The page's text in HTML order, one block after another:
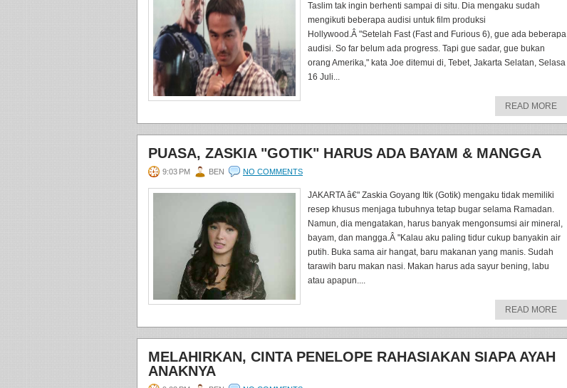
Taslim tak ingin berhenti sampai di situ. Dia mengaku sudah
mengikuti beberapa audisi untuk film produksi
Hollywood.Â "Setelah Fast (Fast and Furious 6), gue ada beberapa
audisi. So far belum ada progress. Tapi gue sadar, gue bukan
orang Amerika," kata Joe ditemui di, Tebet, Jakarta Selatan, Selasa
16 Juli...
READ MORE
PUASA, ZASKIA "GOTIK" HARUS ADA BAYAM & MANGGA
9:03 PM BEN NO COMMENTS
JAKARTA â€" Zaskia Goyang Itik (Gotik) mengaku tidak memiliki
resep khusus menjaga tubuhnya tetap bugar selama Ramadan.
Namun, dia mengatakan, harus banyak mengonsumsi air mineral,
bayam, dan mangga.Â "Kalau aku paling tidur cukup banyakin air
putih. Buka sama air hangat, baru makanan yang manis. Sudah
tarawih baru makan nasi. Makan harus ada sayur bening, labu
atau apapun....
READ MORE
MELAHIRKAN, CINTA PENELOPE RAHASIAKAN SIAPA AYAH
ANAKNYA